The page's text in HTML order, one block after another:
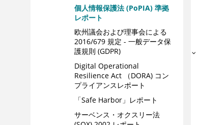
個人情報保護法 (PoPIA) 準拠
レポート
欧州議会および理事会による
2016/679 規定 - 一般データ保
護規則 (GDPR)
Digital Operational
Resilience Act （DORA) コン
プライアンスレポート
「Safe Harbor」レポート
サーベンス・オクスリー法